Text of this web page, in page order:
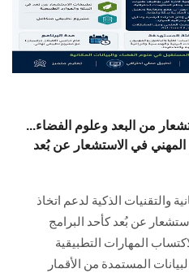
من البعد وعلوم الفضاء...
في الاستشعار عن بُعد
والتقنيات الذكية لدعم اتخاذ
عن بُعد كأحد البرامج
المهارات التطبيقية
المستمدة من الأقمار